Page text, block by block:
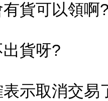
貨可以領啊
貨呀?
示取消交易